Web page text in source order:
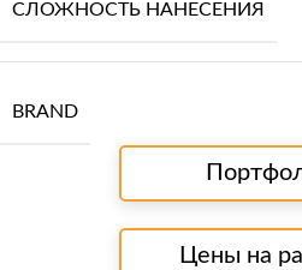
СЛОЖНОСТЬ НАНЕСЕНИЯ
BRAND
Цены на